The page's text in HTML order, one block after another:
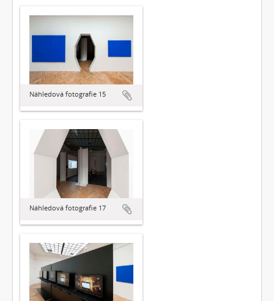
Náhledová fotografie 15
Náhledová fotografie 17